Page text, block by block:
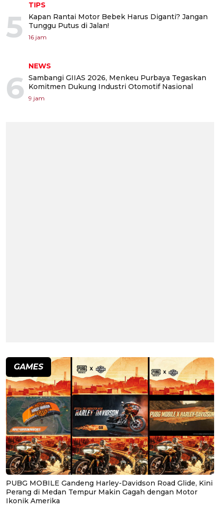
5
TIPS
Kapan Rantai Motor Bebek Harus Diganti? Jangan
Tunggu Putus di Jalan!
16 jam
6
NEWS
Sambangi GIIAS 2026, Menkeu Purbaya Tegaskan
Komitmen Dukung Industri Otomotif Nasional
9 jam
GAMES
PUBG MOBILE Gandeng Harley-Davidson Road Glide, Kini
Perang di Medan Tempur Makin Gagah dengan Motor
Ikonik Amerika